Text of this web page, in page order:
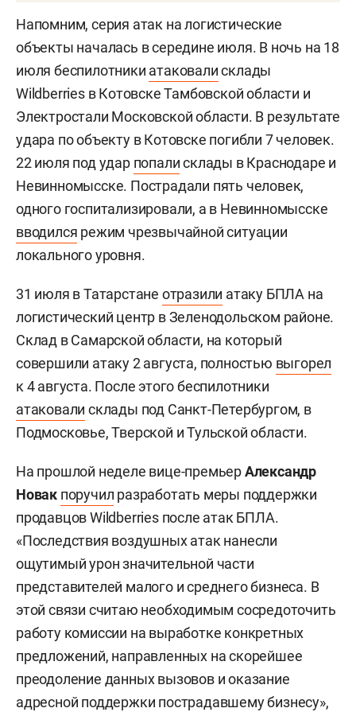
Напомним, серия атак на логистические
объекты началась в середине июля. В ночь на 18
июля беспилотники атаковалисклады
Wildberries в Котовске Тамбовской области и
Электростали Московской области. В результате
удара по объекту в Котовске погибли 7 человек.
22 июля под удар попалисклады в Краснодаре и
Невинномысске. Пострадали пять человек,
одного госпитализировали, а в Невинномысске
вводился режим чрезвычайной ситуации
локального уровня.
31 июля в Татарстане отразили атаку БПЛА на
логистический центр в Зеленодольском районе.
Склад в Самарской области, на который
совершили атаку 2 августа, полностью выгорел
к 4 августа. После этого беспилотники
атаковали склады под Санкт-Петербургом, в
Подмосковье, Тверской и Тульской области.
На прошлой неделе вице-премьерАлександр
Новак поручил разработать меры поддержки
продавцов Wildberries после атак БПЛА.
«Последствия воздушных атак нанесли
ощутимый урон значительной части
представителей малого и среднего бизнеса. В
этой связи считаю необходимым сосредоточить
работу комиссии на выработке конкретных
предложений, направленных на скорейшее
преодоление данных вызовов и оказание
адресной поддержки пострадавшему бизнесу»,